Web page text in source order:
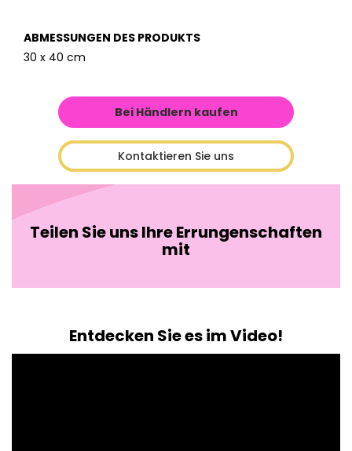
ABMESSUNGEN DES PRODUKTS
30 x 40 cm
Bei Händlern kaufen
Kontaktieren Sie uns
Teilen Sie uns Ihre Errungenschaften
mit
Entdecken Sie es im Video!